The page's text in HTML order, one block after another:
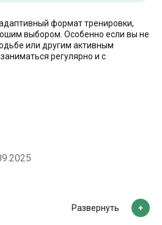
формат тренировки,
выбором. Особенно если вы не
или другим активным
регулярно и с
Развернуть